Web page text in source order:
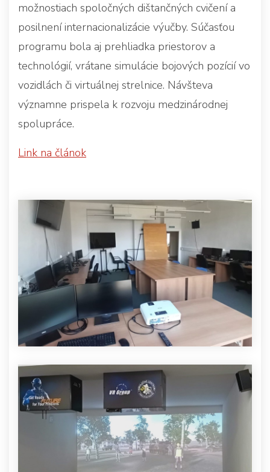
možnostiach spoločných dištančných cvičení a
posilnení internacionalizácie výučby. Súčasťou
programu bola aj prehliadka priestorov a
technológií, vrátane simulácie bojových pozícií vo
vozidlách či virtuálnej strelnice. Návšteva
významne prispela k rozvoju medzinárodnej
spolupráce.
Link na článok